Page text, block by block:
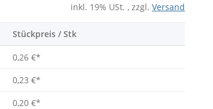
inkl. 19% USt. , zzgl. Versand
Stückpreis / Stk
0,26 €*
0,23 €*
0,20 €*